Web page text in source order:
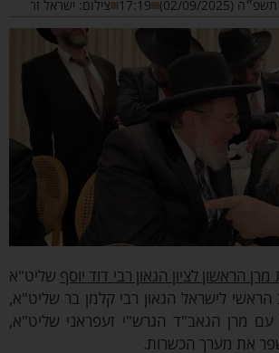
2025)
17:19 צילום: ישראל זר
הראשון לציון הגאון רבי דוד יוסףשליט"א
לישראל הגאון רבי קלמן בר שליט"א,
מרן הגאב"ד הגרש"י זעפראני שליט"א,
את מערך הכשרות.